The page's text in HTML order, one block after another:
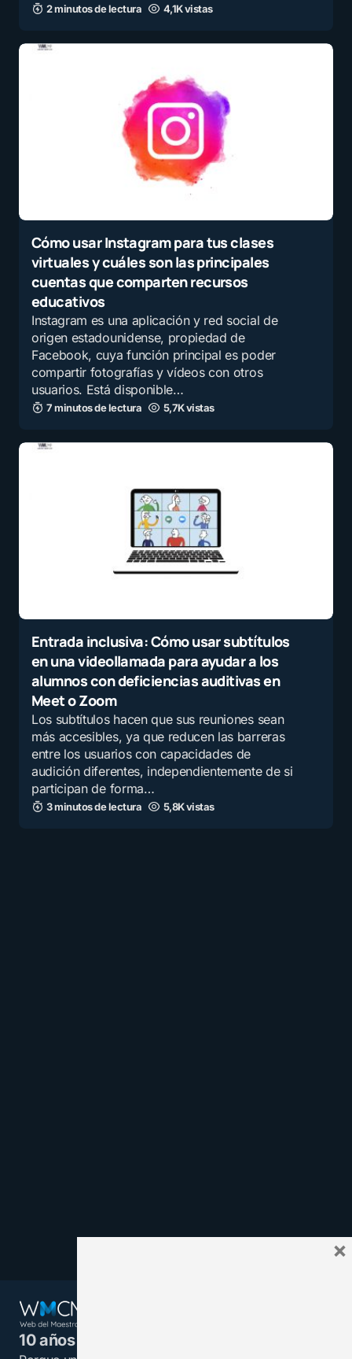
2 minutos de lectura 4,1K vistas
Cómo usar Instagram para tus clases
virtuales y cuáles son las principales
cuentas que comparten recursos
educativos
Instagram es una aplicación y red social de
origen estadounidense, propiedad de
Facebook, cuya función principal es poder
compartir fotografías y vídeos con otros
usuarios. Está disponible…
7 minutos de lectura 5,7K vistas
Entrada inclusiva: Cómo usar subtítulos
en una videollamada para ayudar a los
alumnos con deficiencias auditivas en
Meet o Zoom
Los subtítulos hacen que sus reuniones sean
más accesibles, ya que reducen las barreras
entre los usuarios con capacidades de
audición diferentes, independientemente de si
participan de forma…
3 minutos de lectura 5,8K vistas
10 años juntos y más unidos.
×